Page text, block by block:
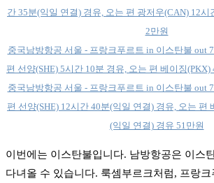
간 35분(익일 연결) 경유, 오는 편 광저우(CAN) 12시
2만원
중국남방항공 서울 - 프랑크푸르트 in 이스탄불 out
편 선양(SHE) 5시간 10분 경유, 오는 편 베이징
중국남방항공 서울 - 프랑크푸르트 in 이스탄불 out
편 선양(SHE) 12시간 40분(익일 연결) 경유, 오는 편
(익일 연결) 경유 51만원
이번에는 이스탄불입니다. 남방항공은 이스
다녀올 수 있습니다. 룩셈부르크처럼, 프랑